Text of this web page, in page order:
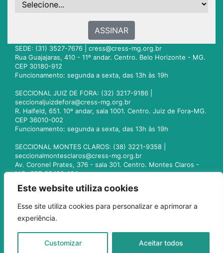
Este website utiliza cookies
Esse site utiliza cookies para personalizar e aprimorar a
experiência.
Customizar Aceitar todos
ASSINAR
SEDE: (31) 3527-7676 | cress@cress-mg.org.br
Rua Guajajaras, 410 - 11º andar. Centro. Belo Horizonte - MG.
CEP 30180-912
Funcionamento: segunda a sexta, das 13h às 19h
SECCIONAL JUIZ DE FORA: (32) 3217-9186 |
seccionaljuizdefora@cress-mg.org.br
R. Halfeld, 651. 10º andar, sala 1001. Centro. Juiz de Fora-MG.
CEP 36010-002
Funcionamento: segunda a sexta, das 13h às 19h
SECCIONAL MONTES CLAROS: (38) 3221-9358 |
seccionalmontesclaros@cress-mg.org.br
Av. Coronel Prates, 376 - sala 301. Centro. Montes Claros -
MG. CEP 39400-104
seccionaluberlandia@cress-mg.org.br
Av. Afonso Pena, 547 - sala 101. Uberlândia - MG. CEP